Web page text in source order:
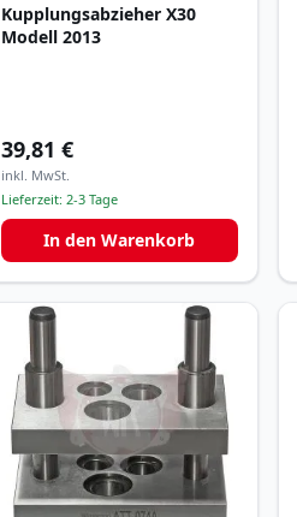
Kupplungsabzieher X30
Modell 2013
39,81 €
inkl. MwSt.
Lieferzeit: 2-3 Tage
In den Warenkorb